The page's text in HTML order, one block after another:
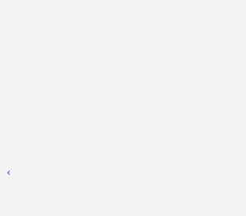
وزير الشؤون